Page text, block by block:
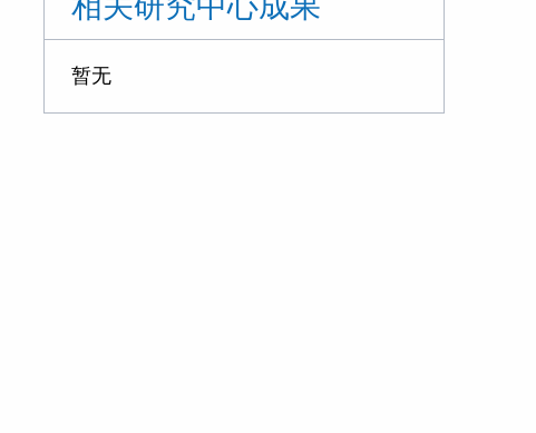
“十五五”时期我国金融业 将迎来转型升级的关键窗口期
暂无